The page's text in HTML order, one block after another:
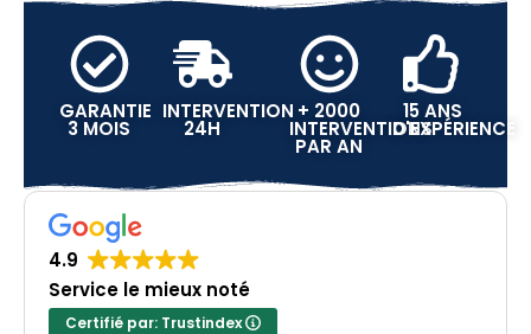
GARANTIE
3 MOIS
INTERVENTION
24H
+ 2000
INTERVENTIONS
PAR AN
15 ANS
D'EXPÉRIENCE
4.9
Service le mieux noté
Certifié par: Trustindex